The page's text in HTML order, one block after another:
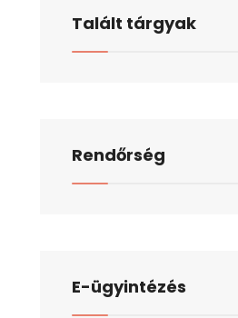
Talált tárgyak
Rendőrség
E-ügyintézés